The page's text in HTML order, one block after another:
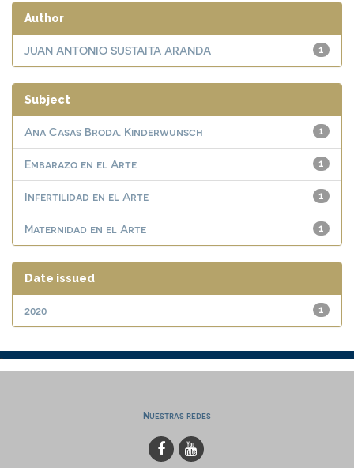
Author
1
JUAN ANTONIO SUSTAITA ARANDA
Subject
1
Ana Casas Broda. Kinderwunsch
1
Embarazo en el Arte
1
Infertilidad en el Arte
1
Maternidad en el Arte
Date issued
1
2020
Nuestras redes